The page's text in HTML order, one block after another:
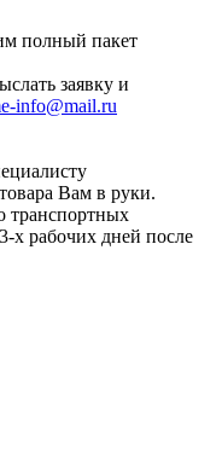
полный пакет
заявку и
info@mail.ru
Вам в руки.
транспортных
х рабочих дней после